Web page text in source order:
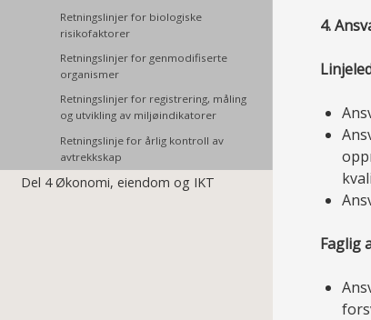
Retningslinjer for biologiske
risikofaktorer
Retningslinjer for genmodifiserte
organismer
Retningslinjer for registrering, måling
og utvikling av miljøindikatorer
Retningslinje for årlig kontroll av
avtrekkskap
Del 4 Økonomi, eiendom og IKT
4.
Faglig